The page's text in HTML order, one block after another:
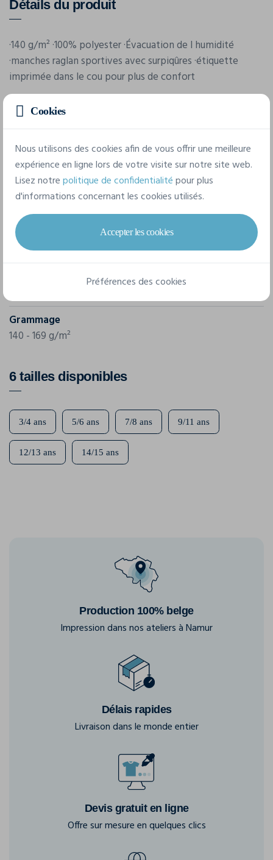
Détails du produit
·140 g/m² ·100% polyester ·Évacuation de l humidité
·manches raglan sportives avec surpiqûres ·étiquette
imprimée dans le cou pour plus de confort
Caractéristiques
Marque
Fol
Grammage
140 - 169 g/m²
6 tailles disponibles
3/4 ans 5/6 ans 7/8 ans 9/11 ans
12/13 ans 14/15 ans
Production 100% belge
Impression dans nos ateliers à Namur
Délais rapides
Livraison dans le monde entier
Devis gratuit en ligne
Offre sur mesure en quelques clics
Cookies
Nous utilisons des cookies afin de vous offrir une meilleure
expérience en ligne lors de votre visite sur notre site web.
Lisez notrepolitique de confidentialitépour plus
d'informations concernant les cookies utilisés.
Accepter les cookies
Préférences des cookies